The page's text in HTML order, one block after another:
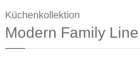
Küchenkollektion
Modern Family Line